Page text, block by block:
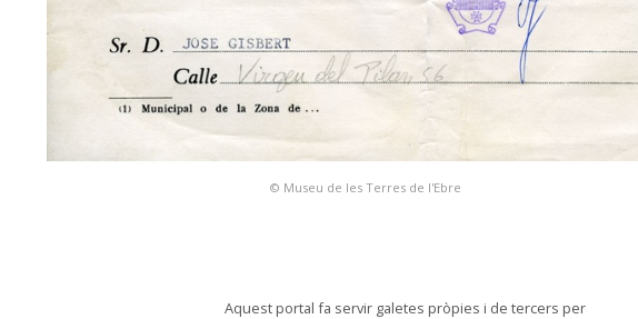
© Museu de les Terres de l'Ebre
Aquest portal fa servir galetes pròpies i de tercers per